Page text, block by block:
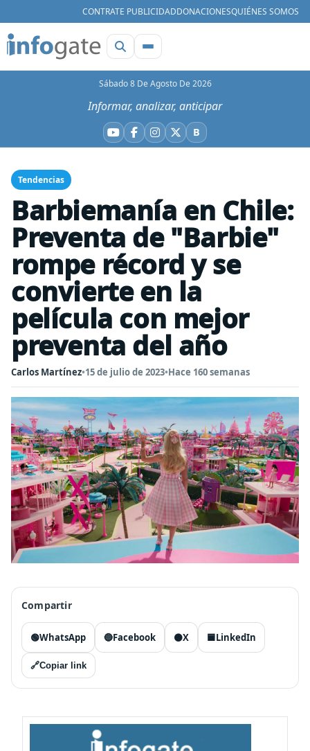
CONTRATE PUBLICIDADDONACIONESQUIÉNES SOMOS
Sábado 8 De Agosto De 2026
Informar, analizar, anticipar
YouTube
Facebook
Instagram
X BBluesky
Tendencias
Barbiemanía en Chile:
Preventa de "Barbie"
rompe récord y se
convierte en la
película con mejor
preventa del año
Carlos Martínez•15 de julio de 2023•Hace 160 semanas
Compartir
🟢WhatsApp 🔵Facebook ⚫X 🟦LinkedIn
🔗Copiar link